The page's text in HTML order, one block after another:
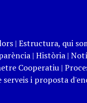
| Estructura, qui
| Història|
Cooperatiu|
i proposta